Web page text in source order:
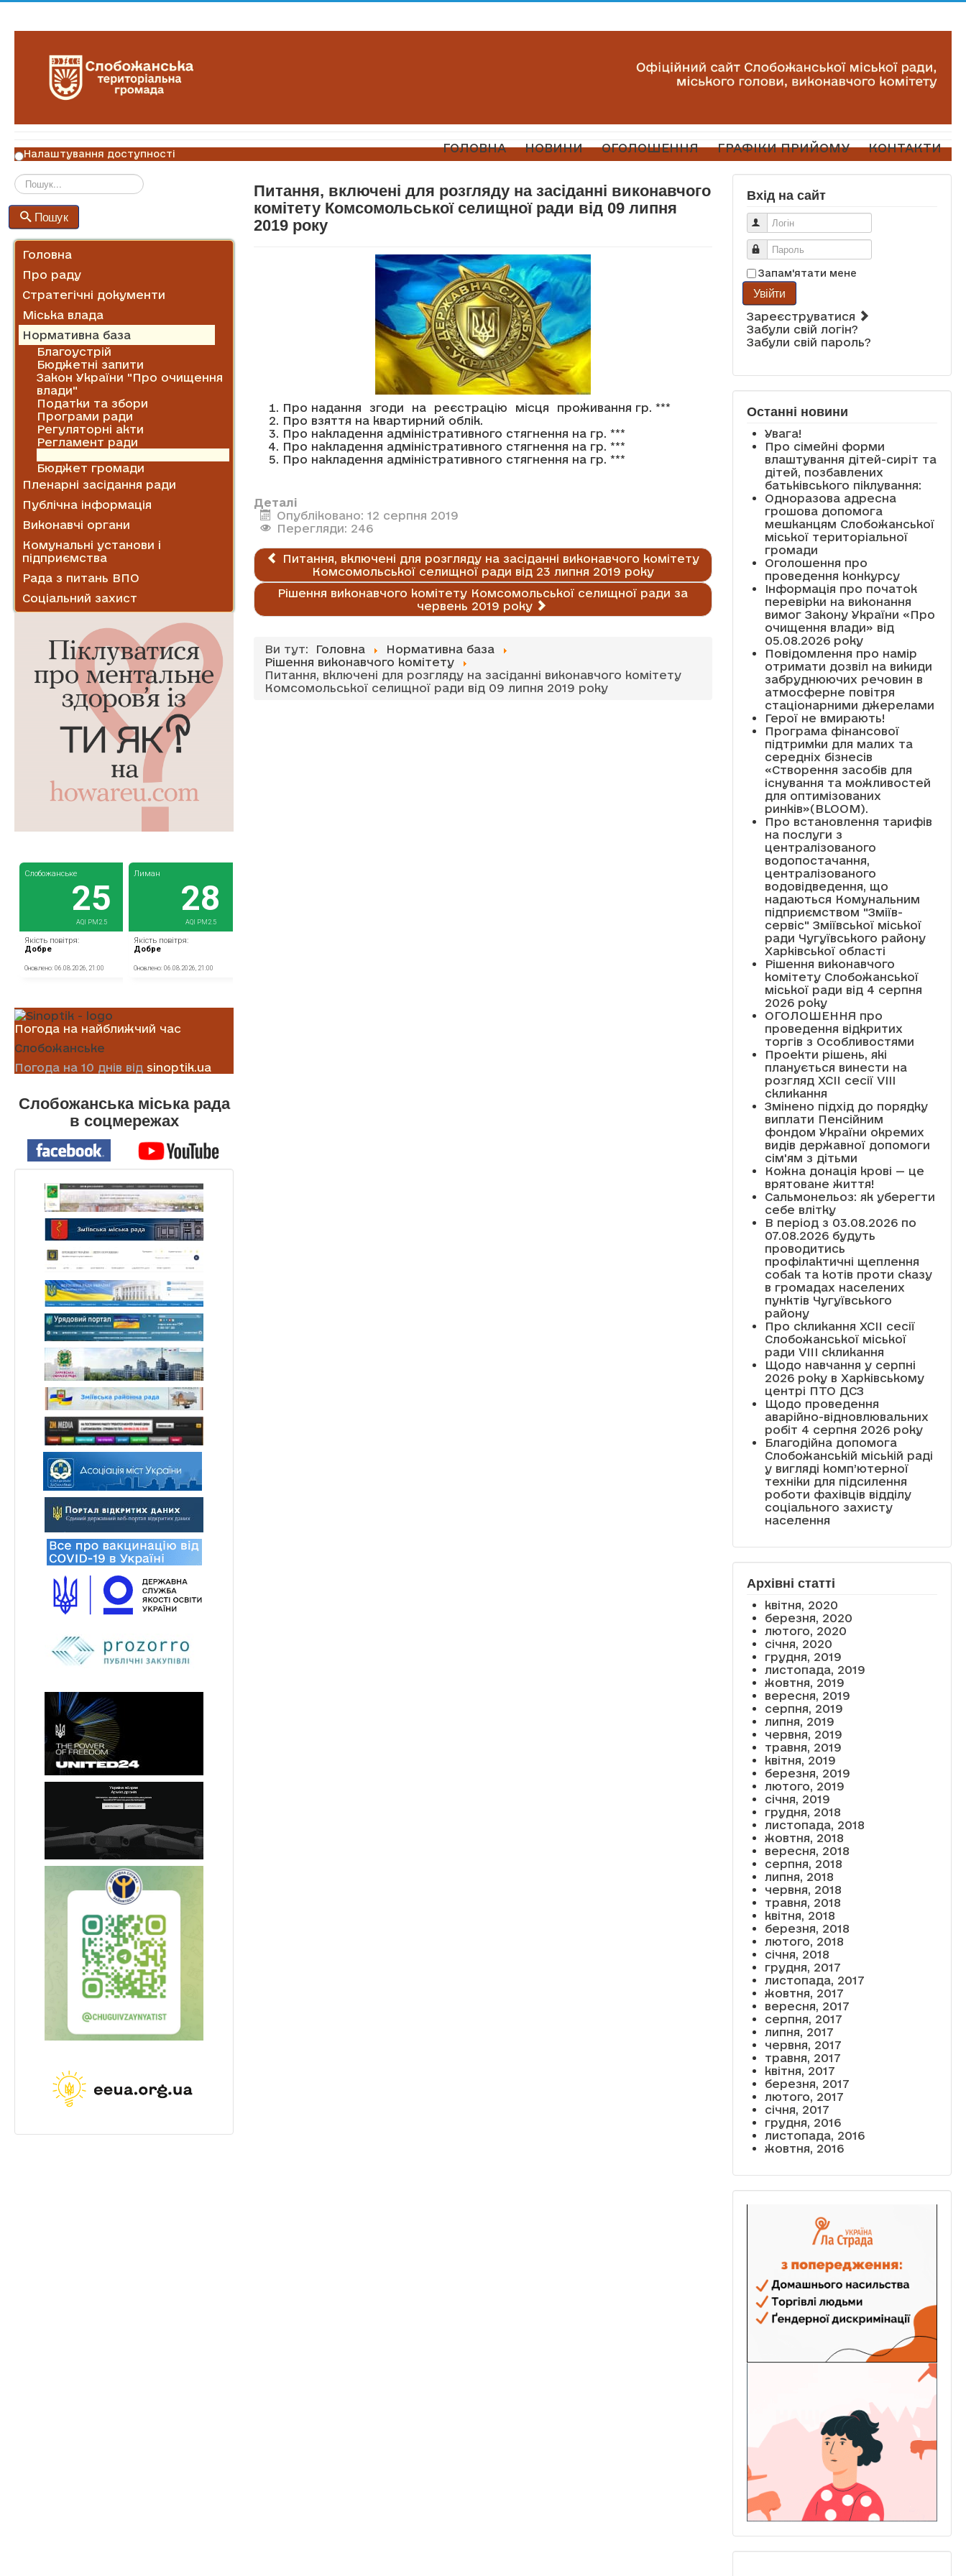
ГОЛОВНА НОВИНИ ОГОЛОШЕННЯ ГРАФІКИ ПРИЙОМУ КОНТАКТИ
Налаштування доступності
Пошук
Головна
Про раду
Стратегічні документи
Міська влада
Нормативна база
Благоустрій
Бюджетні запити
Закон України "Про очищення
влади"
Податки та збори
Програми ради
Регуляторні акти
Регламент ради
Бюджет громади
Пленарні засідання ради
Публічна інформація
Виконавчі органи
Комунальні установи і
підприємства
Рада з питань ВПО
Соціальний захист
Погода на найближчий час
Слобожанське
Погода на 10 днів від sinoptik.ua
Слобожанська міська рада
в соцмережах
Питання, включені для розгляду на засіданні виконавчого
комітету Комсомольської селищної ради від 09 липня
2019 року
Про надання згоди на реєстрацію місця проживання гр. ***
Про взяття на квартирний облік.
Про накладення адміністративного стягнення на гр. ***
Про накладення адміністративного стягнення на гр. ***
Про накладення адміністративного стягнення на гр. ***
Деталі
Опубліковано: 12 серпня 2019
Перегляди: 246
Питання, включені для розгляду на засіданні виконавчого комітету
Комсомольської селищної ради від 23 липня 2019 року
Рішення виконавчого комітету Комсомольської селищної ради за
червень 2019 року
Ви тут: Головна
Нормативна база
Рішення виконавчого комітету
Питання, включені для розгляду на засіданні виконавчого комітету
Комсомольської селищної ради від 09 липня 2019 року
Вхід на сайт
Логін
Пароль
Запам'ятати мене
Увійти
Зареєструватися
Забули свій логін?
Забули свій пароль?
Останні новини
Увага!
Про сімейні форми
влаштування дітей-сиріт та
дітей, позбавлених
батьківського піклування:
Одноразова адресна
грошова допомога
мешканцям Слобожанської
міської територіальної
громади
Оголошення про
проведення конкурсу
Інформація про початок
перевірки на виконання
вимог Закону України «Про
очищення влади» від
05.08.2026 року
Повідомлення про намір
отримати дозвіл на викиди
забруднюючих речовин в
атмосферне повітря
стаціонарними джерелами
Герої не вмирають!
Програма фінансової
підтримки для малих та
середніх бізнесів
«Створення засобів для
існування та можливостей
для оптимізованих
ринків»(BLOOM).
Про встановлення тарифів
на послуги з
централізованого
водопостачання,
централізованого
водовідведення, що
надаються Комунальним
підприємством "Зміїв-
сервіс" Зміївської міської
ради Чугуївського району
Харківської області
Рішення виконавчого
комітету Слобожанської
міської ради від 4 серпня
2026 року
ОГОЛОШЕННЯ про
проведення відкритих
торгів з Особливостями
Проекти рішень, які
планується винести на
розгляд XCII сесії VІІІ
скликання
Змінено підхід до порядку
виплати Пенсійним
фондом України окремих
видів державної допомоги
сім'ям з дітьми
Кожна донація крові — це
врятоване життя!
Сальмонельоз: як уберегти
себе влітку
В період з 03.08.2026 по
07.08.2026 будуть
проводитись
профілактичні щеплення
собак та котів проти сказу
в громадах населених
пунктів Чугуївського
району
Про скликання XCII сесії
Слобожанської міської
ради VIII скликання
Щодо навчання у серпні
2026 року в Харківському
центрі ПТО ДСЗ
Щодо проведення
аварійно-відновлювальних
робіт 4 серпня 2026 року
Благодійна допомога
Слобожанській міській раді
у вигляді комп’ютерної
техніки для підсилення
роботи фахівців відділу
соціального захисту
населення
Архівні статті
квітня, 2020
березня, 2020
лютого, 2020
січня, 2020
грудня, 2019
листопада, 2019
жовтня, 2019
вересня, 2019
серпня, 2019
липня, 2019
червня, 2019
травня, 2019
квітня, 2019
березня, 2019
лютого, 2019
січня, 2019
грудня, 2018
листопада, 2018
жовтня, 2018
вересня, 2018
серпня, 2018
липня, 2018
червня, 2018
травня, 2018
квітня, 2018
березня, 2018
лютого, 2018
січня, 2018
грудня, 2017
листопада, 2017
жовтня, 2017
вересня, 2017
серпня, 2017
липня, 2017
червня, 2017
травня, 2017
квітня, 2017
березня, 2017
лютого, 2017
січня, 2017
грудня, 2016
листопада, 2016
жовтня, 2016